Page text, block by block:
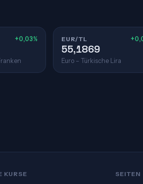
+0,03% EUR/TL
55,1869
Euro – Türkische Lira
KURSE SEITEN